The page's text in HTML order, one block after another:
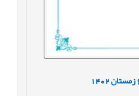
زمستان1402